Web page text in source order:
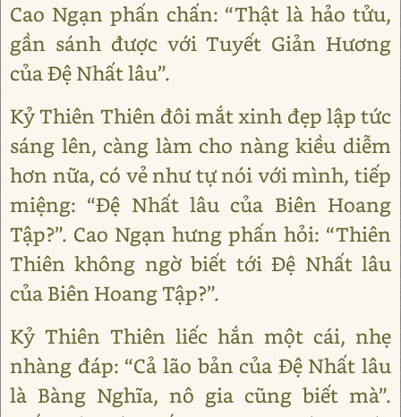
Cao Ngạn phấn chấn: “Thật là hảo tửu,
gần sánh được với Tuyết Giản Hương
của Đệ Nhất lâu”.
Kỷ Thiên Thiên đôi mắt xinh đẹp lập tức
sáng lên, càng làm cho nàng kiều diễm
hơn nữa, có vẻ như tự nói với mình, tiếp
miệng: “Đệ Nhất lâu của Biên Hoang
Tập?”. Cao Ngạn hưng phấn hỏi: “Thiên
Thiên không ngờ biết tới Đệ Nhất lâu
của Biên Hoang Tập?”.
Kỷ Thiên Thiên liếc hắn một cái, nhẹ
nhàng đáp: “Cả lão bản của Đệ Nhất lâu
là Bàng Nghĩa, nô gia cũng biết mà”.